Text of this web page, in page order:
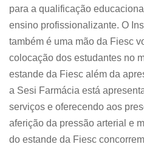
para a qualificação
ensino profissionalizante. O
também é uma mão da Fiesc
colocação dos estudantes no
estande da Fiesc além da
a Sesi Farmácia está
serviços e oferecendo aos
aferição da pressão arterial e
do estande da Fiesc